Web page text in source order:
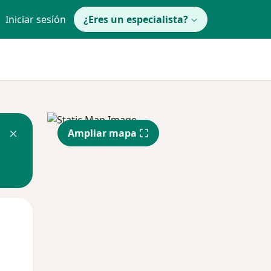
Iniciar sesión ¿Eres un especialista?
Ampliar mapa